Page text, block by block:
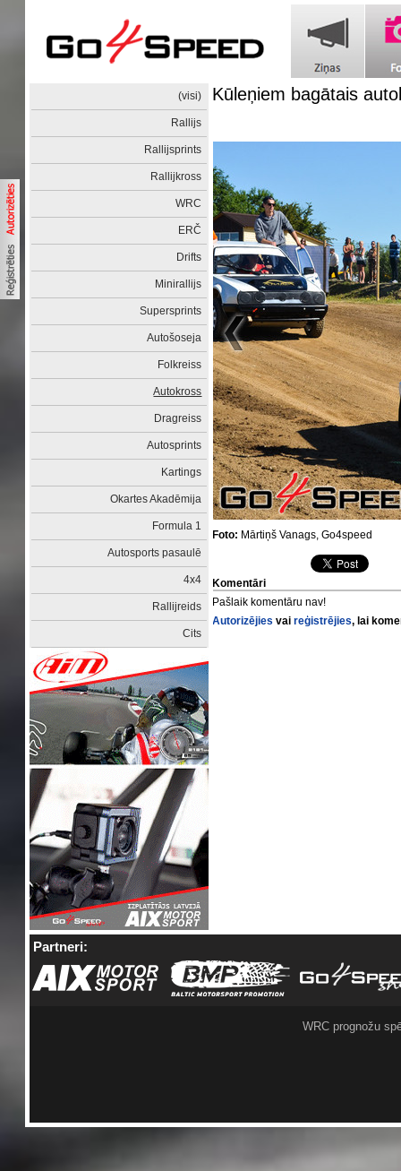
(visi)
Rallijs
Rallijsprints
Rallijkross
WRC
ERČ
Drifts
Minirallijs
Supersprints
Autošoseja
Folkreiss
Autokross
Dragreiss
Autosprints
Kartings
Okartes Akadēmija
Formula 1
Autosports pasaulē
4x4
Rallijreids
Cits
Kūleņiem bagātais
Foto: Mārtiņš Vanags, Go4speed
Komentāri
Pašlaik komentāru nav!
Autorizējies vaireģistrējies, lai
Partneri:
WRC prognožu